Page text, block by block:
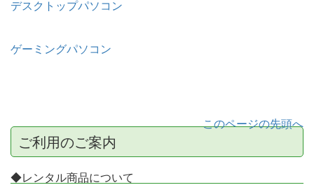
デスクトップパソコン
ゲーミングパソコン
このページの先頭へ
ご利用のご案内
◆レンタル商品について